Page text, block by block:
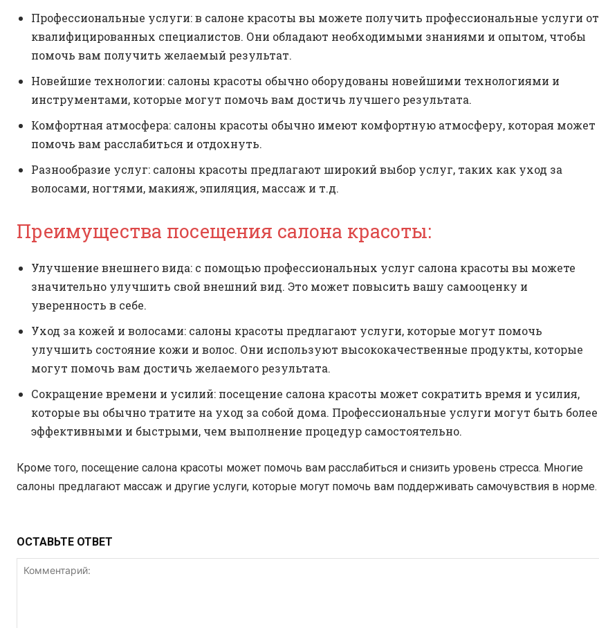
Профессиональные услуги: в салоне красоты вы можете получить профессиональные услуги от
квалифицированных специалистов. Они обладают необходимыми знаниями и опытом, чтобы
помочь вам получить желаемый результат.
Новейшие технологии: салоны красоты обычно оборудованы новейшими технологиями и
инструментами, которые могут помочь вам достичь лучшего результата.
Комфортная атмосфера: салоны красоты обычно имеют комфортную атмосферу, которая может
помочь вам расслабиться и отдохнуть.
Разнообразие услуг: салоны красоты предлагают широкий выбор услуг, таких как уход за
волосами, ногтями, макияж, эпиляция, массаж и т.д.
Преимущества посещения салона красоты:
Улучшение внешнего вида: с помощью профессиональных услуг салона красоты вы можете
значительно улучшить свой внешний вид. Это может повысить вашу самооценку и
уверенность в себе.
Уход за кожей и волосами: салоны красоты предлагают услуги, которые могут помочь
улучшить состояние кожи и волос. Они используют высококачественные продукты, которые
могут помочь вам достичь желаемого результата.
Сокращение времени и усилий: посещение салона красоты может сократить время и усилия,
которые вы обычно тратите на уход за собой дома. Профессиональные услуги могут быть более
эффективными и быстрыми, чем выполнение процедур самостоятельно.
Кроме того, посещение салона красоты может помочь вам расслабиться и снизить уровень стресса. Многие
салоны предлагают массаж и другие услуги, которые могут помочь вам поддерживать самочувствия в норме.
ОСТАВЬТЕ ОТВЕТ